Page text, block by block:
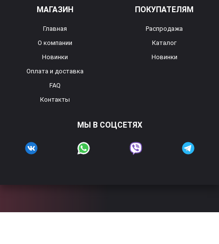
МАГАЗИН
Главная
О компании
Новинки
Оплата и доставка
FAQ
Контакты
ПОКУПАТЕЛЯМ
Распродажа
Каталог
Новинки
МЫ В СОЦСЕТЯХ